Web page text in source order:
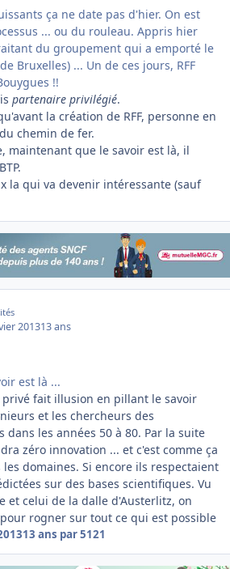
ça ne date pas d'hier. On est
... ou du rouleau. Appris hier
du groupement qui a emporté le
Bruxelles) ... Un de ces jours, RFF
!!
partenaire privilégié.
la création de RFF, personne en
chemin de fer.
maintenant que le savoir est là, il
la qui va devenir intéressante (sauf
201313 ans
est là ...
privé fait illusion en pillant le savoir
et les chercheurs des
les années 50 à 80. Par la suite
zéro innovation ... et c'est comme ça
domaines. Si encore ils respectaient
sur des bases scientifiques. Vu
et celui de la dalle d'Austerlitz, on
rogner sur tout ce qui est possible
13 ans par 5121